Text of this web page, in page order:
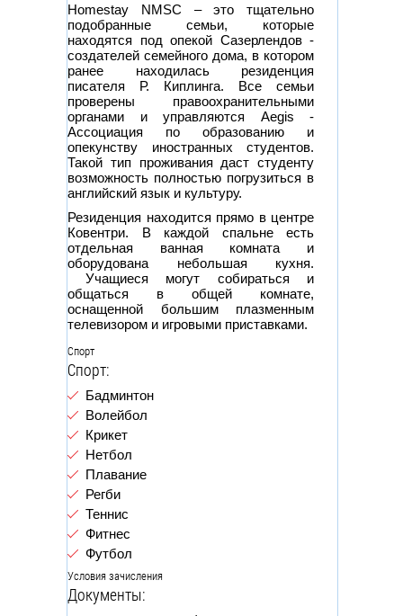
Homestay NMSC – это тщательно
подобранные семьи, которые
находятся под опекой Сазерлендов -
создателей семейного дома, в котором
ранее находилась резиденция
писателя Р. Киплинга. Все семьи
проверены правоохранительными
органами и управляются Aegis -
Ассоциация по образованию и
опекунству иностранных студентов.
Такой тип проживания даст студенту
возможность полностью погрузиться в
английский язык и культуру.
Резиденция находится прямо в центре
Ковентри. В каждой спальне есть
отдельная ванная комната и
оборудована небольшая кухня.
Учащиеся могут собираться и
общаться в общей комнате,
оснащенной большим плазменным
телевизором и игровыми приставками.
Спорт
Спорт:
Бадминтон
Волейбол
Крикет
Нетбол
Плавание
Регби
Теннис
Фитнес
Футбол
Условия зачисления
Документы: